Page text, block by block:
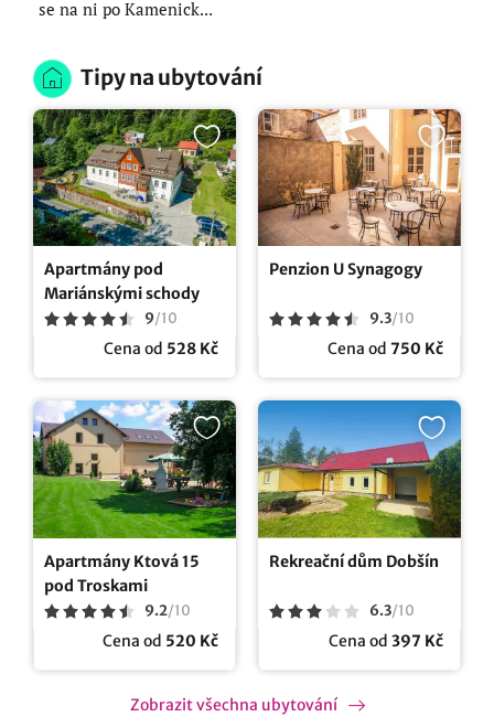
se na ni po Kamenick...
Tipy na ubytování
Apartmány pod
Mariánskými schody
9/10
Cena od 528 Kč
Penzion U Synagogy
9.3/10
Cena od 750 Kč
Apartmány Ktová 15
pod Troskami
9.2/10
Cena od 520 Kč
Rekreační dům Dobšín
6.3/10
Cena od 397 Kč
Zobrazit všechna ubytování